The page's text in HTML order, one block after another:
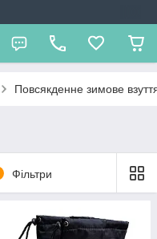
Повсякденне зимове
Фільтри